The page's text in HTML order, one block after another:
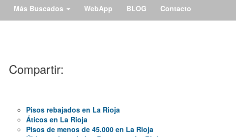
Más Buscados WebApp BLOG Contacto
Compartir:
Pisos rebajados en La Rioja
Áticos en La Rioja
Pisos de menos de 45.000 en La Rioja